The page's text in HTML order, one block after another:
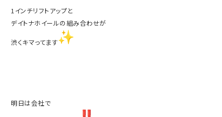
1インチリフトアップと
デイトナホイールの組み合わせが
渋くキマってます
明日は会社で